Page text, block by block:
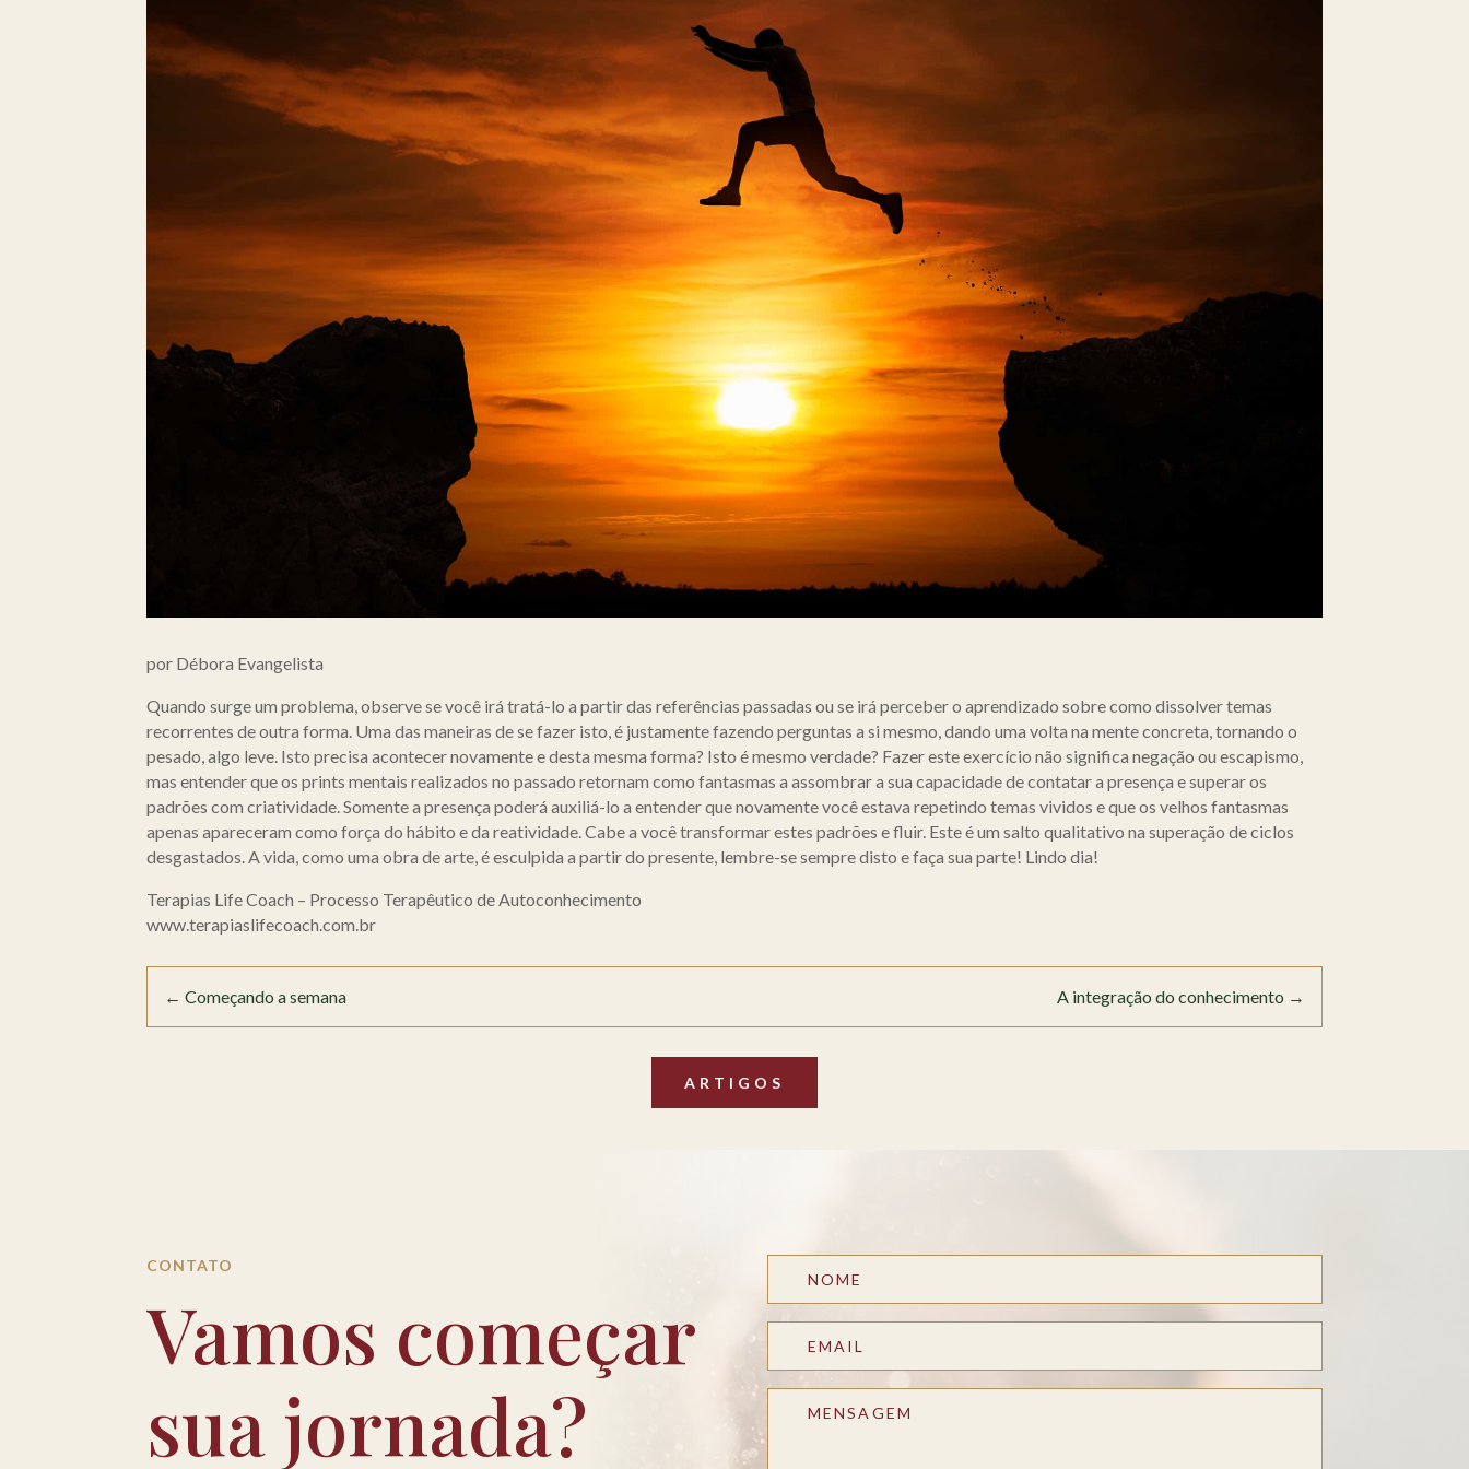
por Débora Evangelista
Quando surge um problema, observe se você irá tratá-lo a partir das referências passadas ou se irá perceber o aprendizado sobre como dissolver temas
recorrentes de outra forma. Uma das maneiras de se fazer isto, é justamente fazendo perguntas a si mesmo, dando uma volta na mente concreta, tornando o
pesado, algo leve. Isto precisa acontecer novamente e desta mesma forma? Isto é mesmo verdade? Fazer este exercício não significa negação ou escapismo,
mas entender que os prints mentais realizados no passado retornam como fantasmas a assombrar a sua capacidade de contatar a presença e superar os
padrões com criatividade. Somente a presença poderá auxiliá-lo a entender que novamente você estava repetindo temas vividos e que os velhos fantasmas
apenas apareceram como força do hábito e da reatividade. Cabe a você transformar estes padrões e fluir. Este é um salto qualitativo na superação de ciclos
desgastados. A vida, como uma obra de arte, é esculpida a partir do presente, lembre-se sempre disto e faça sua parte! Lindo dia!
Terapias Life Coach – Processo Terapêutico de Autoconhecimento
www.terapiaslifecoach.com.br
←Começando a semana A integração do conhecimento →
ARTIGOS
CONTATO
Vamos começar
sua jornada?